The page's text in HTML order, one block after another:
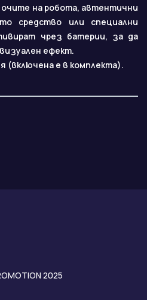
на робота, автентични
средство или специални
чрез батерии, за да
ефект.
(включена е в комплекта).
2025